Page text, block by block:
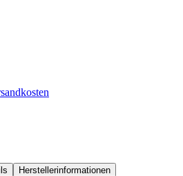
Herstellerinformationen